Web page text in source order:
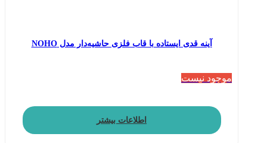
آینه قدی ایستاده با قاب فلزی حاشیه‌دار مدل NOHO
موجود نیست
اطلاعات بیشتر